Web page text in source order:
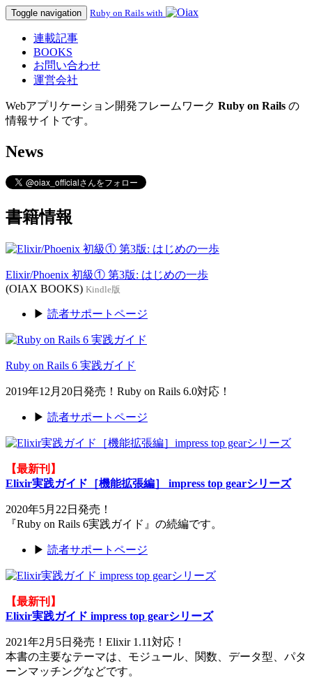
Toggle navigation Ruby on Rails with
連載記事
BOOKS
お問い合わせ
運営会社
Webアプリケーション開発フレームワーク Ruby on Rails の
情報サイトです。
News
書籍情報
Elixir/Phoenix 初級① 第3版: はじめの一歩
(OIAX BOOKS) Kindle版
▶ 読者サポートページ
Ruby on Rails 6 実践ガイド
2019年12月20日発売！Ruby on Rails 6.0対応！
▶ 読者サポートページ
【最新刊】
Elixir実践ガイド［機能拡張編］ impress top gearシリーズ
2020年5月22日発売！
『Ruby on Rails 6実践ガイド』の続編です。
▶ 読者サポートページ
【最新刊】
Elixir実践ガイド impress top gearシリーズ
2021年2月5日発売！Elixir 1.11対応！
本書の主要なテーマは、モジュール、関数、データ型、パタ
ーンマッチングなどです。